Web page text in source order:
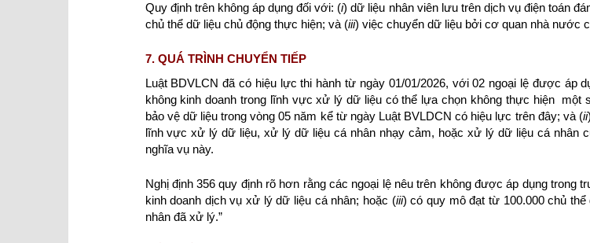
Quy định trên không áp dụng đối với: (i) dữ liệu nhân viên lưu trên dịch vụ điện toán
chủ thể dữ liệu chủ động thực hiện; và (iii) việc chuyển dữ liệu bởi cơ quan nhà nước
7. QUÁ TRÌNH CHUYỂN TIẾP
Luật BDVLCN đã có hiệu lực thi hành từ ngày 01/01/2026, với 02 ngoại lệ được áp
không kinh doanh trong lĩnh vực xử lý dữ liệu có thể lựa chọn không thực hiện một
bảo vệ dữ liệu trong vòng 05 năm kể từ ngày Luật BVLDCN có hiệu lực trên đây; và (ii
lĩnh vực xử lý dữ liệu, xử lý dữ liệu cá nhân nhạy cảm, hoặc xử lý dữ liệu cá nhân
nghĩa vụ này.
Nghị định 356 quy định rõ hơn rằng các ngoại lệ nêu trên không được áp dụng trong
kinh doanh dịch vụ xử lý dữ liệu cá nhân; hoặc (iii) có quy mô đạt từ 100.000 chủ
nhân đã xử lý.”